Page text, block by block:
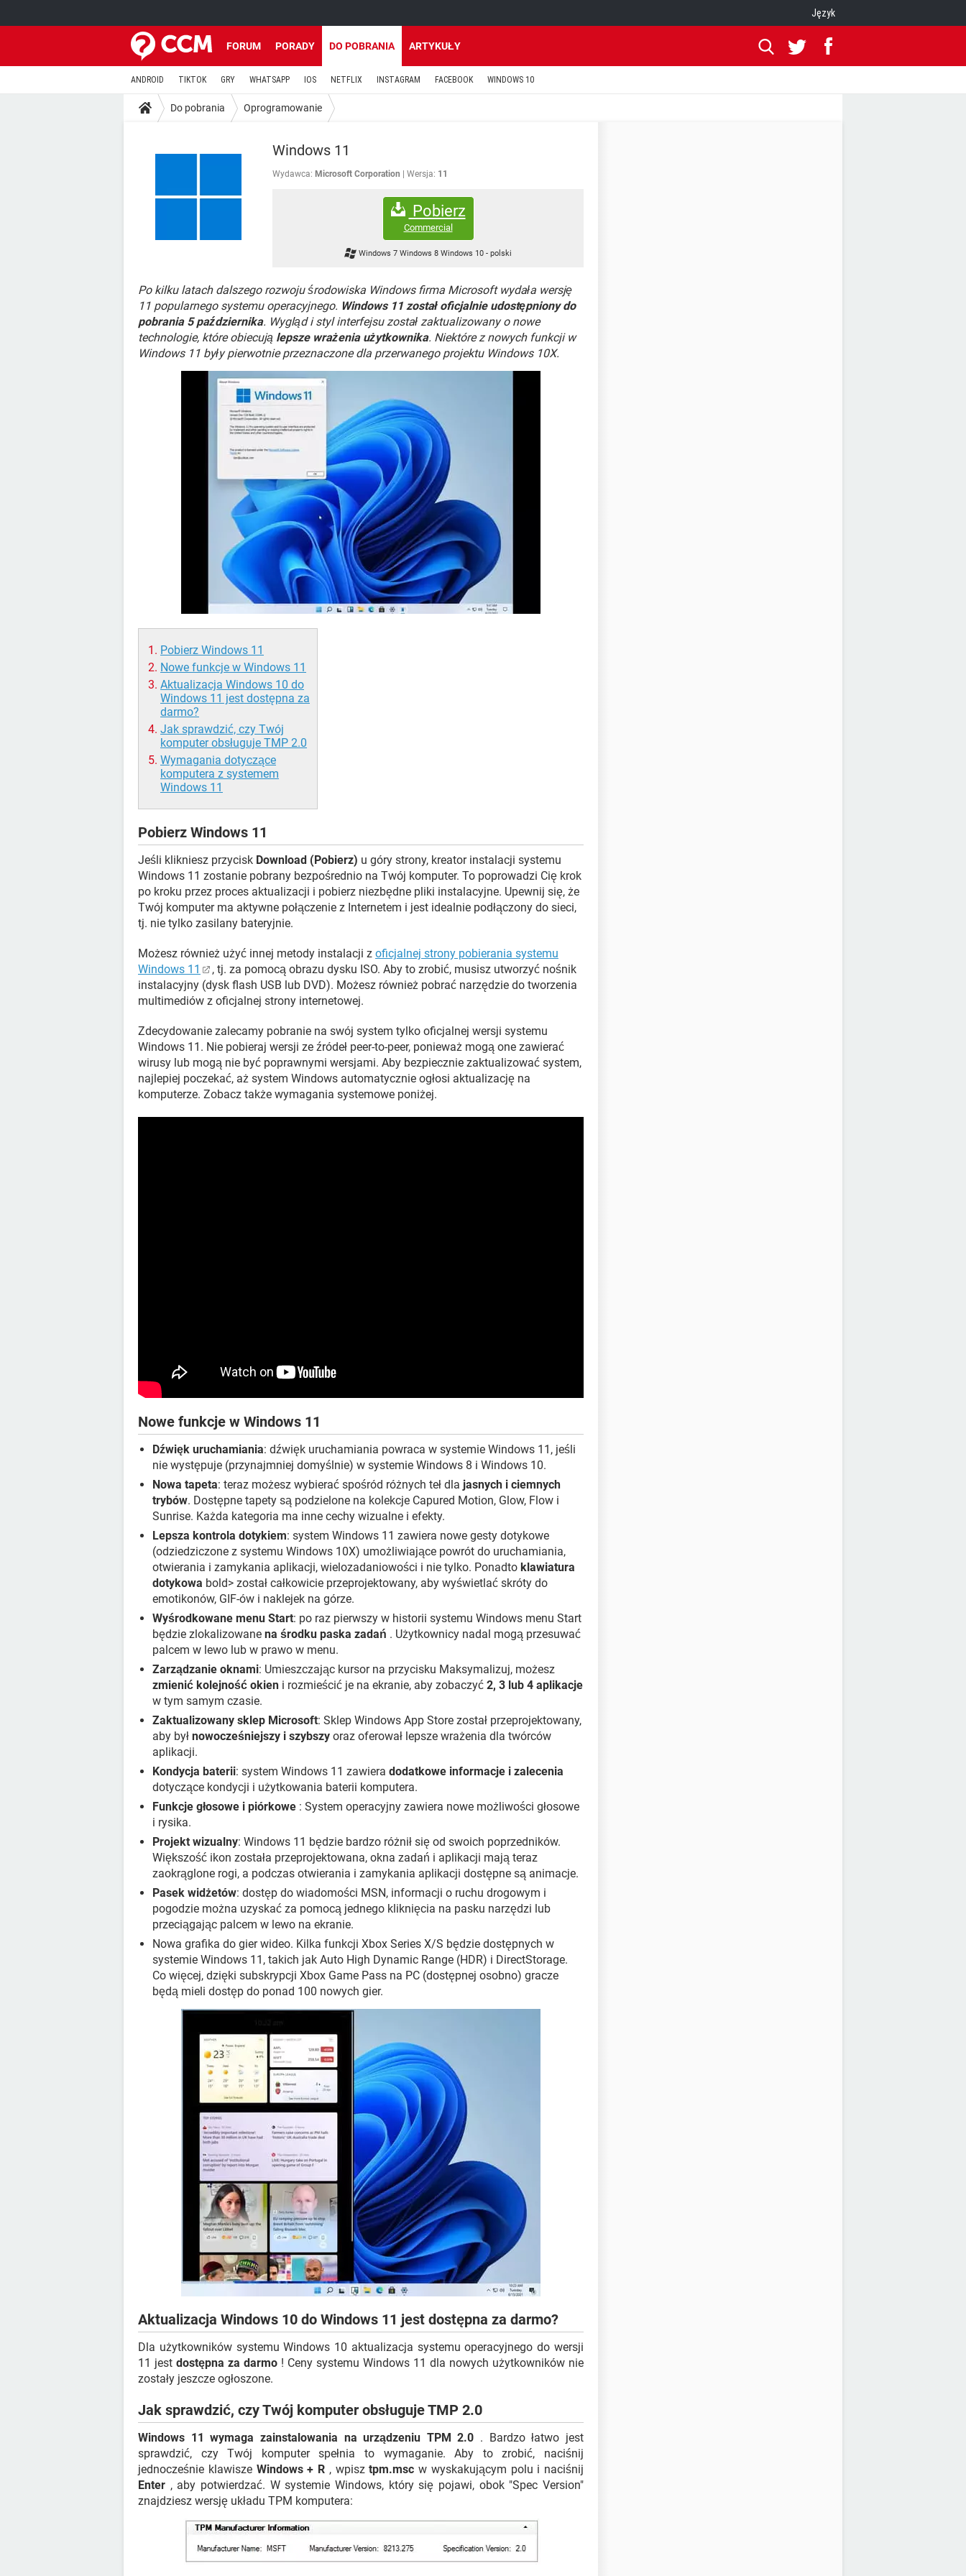
Język
FORUM PORADY DO POBRANIA ARTYKUŁY
ANDROID TIKTOK GRY WHATSAPP IOS NETFLIX INSTAGRAM FACEBOOK WINDOWS 10
Do pobrania Oprogramowanie
Windows 11
Wydawca: Microsoft Corporation Wersja: 11
Pobierz
Commercial
Windows 7 Windows 8 Windows 10-polski
Po kilku latach dalszego rozwoju środowiska Windows firma Microsoft wydała wersję
11 popularnego systemu operacyjnego. Windows 11 został oficjalnie udostępniony do
pobrania 5 października. Wygląd i styl interfejsu został zaktualizowany o nowe
technologie, które obiecują lepsze wrażenia użytkownika. Niektóre z nowych funkcji w
Windows 11 były pierwotnie przeznaczone dla przerwanego projektu Windows 10X.
Pobierz Windows 11
Nowe funkcje w Windows 11
Aktualizacja Windows 10 do
Windows 11 jest dostępna za
darmo?
Jak sprawdzić, czy Twój
komputer obsługuje TMP 2.0
Wymagania dotyczące
komputera z systemem
Windows 11
Pobierz Windows 11
Jeśli klikniesz przycisk Download (Pobierz) u góry strony, kreator instalacji systemu
Windows 11 zostanie pobrany bezpośrednio na Twój komputer. To poprowadzi Cię krok
po kroku przez proces aktualizacji i pobierz niezbędne pliki instalacyjne. Upewnij się, że
Twój komputer ma aktywne połączenie z Internetem i jest idealnie podłączony do sieci,
tj. nie tylko zasilany bateryjnie.
Możesz również użyć innej metody instalacji z oficjalnej strony pobierania systemu
Windows 11
, tj. za pomocą obrazu dysku ISO. Aby to zrobić, musisz utworzyć nośnik
instalacyjny (dysk flash USB lub DVD). Możesz również pobrać narzędzie do tworzenia
multimediów z oficjalnej strony internetowej.
Zdecydowanie zalecamy pobranie na swój system tylko oficjalnej wersji systemu
Windows 11. Nie pobieraj wersji ze źródeł peer-to-peer, ponieważ mogą one zawierać
wirusy lub mogą nie być poprawnymi wersjami. Aby bezpiecznie zaktualizować system,
najlepiej poczekać, aż system Windows automatycznie ogłosi aktualizację na
komputerze. Zobacz także wymagania systemowe poniżej.
Nowe funkcje w Windows 11
Dźwięk uruchamiania: dźwięk uruchamiania powraca w systemie Windows 11, jeśli
nie występuje (przynajmniej domyślnie) w systemie Windows 8 i Windows 10.
Nowa tapeta: teraz możesz wybierać spośród różnych teł dla jasnych i ciemnych
trybów. Dostępne tapety są podzielone na kolekcje Capured Motion, Glow, Flow i
Sunrise. Każda kategoria ma inne cechy wizualne i efekty.
Lepsza kontrola dotykiem: system Windows 11 zawiera nowe gesty dotykowe
(odziedziczone z systemu Windows 10X) umożliwiające powrót do uruchamiania,
otwierania i zamykania aplikacji, wielozadaniowości i nie tylko. Ponadto klawiatura
dotykowa bold> został całkowicie przeprojektowany, aby wyświetlać skróty do
emotikonów, GIF-ów i naklejek na górze.
Wyśrodkowane menu Start: po raz pierwszy w historii systemu Windows menu Start
będzie zlokalizowane na środku paska zadań . Użytkownicy nadal mogą przesuwać
palcem w lewo lub w prawo w menu.
Zarządzanie oknami: Umieszczając kursor na przycisku Maksymalizuj, możesz
zmienić kolejność okien i rozmieścić je na ekranie, aby zobaczyć 2, 3 lub 4 aplikacje
w tym samym czasie.
Zaktualizowany sklep Microsoft: Sklep Windows App Store został przeprojektowany,
aby był nowocześniejszy i szybszy oraz oferował lepsze wrażenia dla twórców
aplikacji.
Kondycja baterii: system Windows 11 zawiera dodatkowe informacje i zalecenia
dotyczące kondycji i użytkowania baterii komputera.
Funkcje głosowe i piórkowe : System operacyjny zawiera nowe możliwości głosowe
i rysika.
Projekt wizualny: Windows 11 będzie bardzo różnił się od swoich poprzedników.
Większość ikon została przeprojektowana, okna zadań i aplikacji mają teraz
zaokrąglone rogi, a podczas otwierania i zamykania aplikacji dostępne są animacje.
Pasek widżetów: dostęp do wiadomości MSN, informacji o ruchu drogowym i
pogodzie można uzyskać za pomocą jednego kliknięcia na pasku narzędzi lub
przeciągając palcem w lewo na ekranie.
Nowa grafika do gier wideo. Kilka funkcji Xbox Series X/S będzie dostępnych w
systemie Windows 11, takich jak Auto High Dynamic Range (HDR) i DirectStorage.
Co więcej, dzięki subskrypcji Xbox Game Pass na PC (dostępnej osobno) gracze
będą mieli dostęp do ponad 100 nowych gier.
Aktualizacja Windows 10 do Windows 11 jest dostępna za darmo?
Dla użytkowników systemu Windows 10 aktualizacja systemu operacyjnego do wersji
11 jest dostępna za darmo ! Ceny systemu Windows 11 dla nowych użytkowników nie
zostały jeszcze ogłoszone.
Jak sprawdzić, czy Twój komputer obsługuje TMP 2.0
Windows 11 wymaga zainstalowania na urządzeniu TPM 2.0 . Bardzo łatwo jest
sprawdzić, czy Twój komputer spełnia to wymaganie. Aby to zrobić, naciśnij
jednocześnie klawisze Windows + R , wpisztpm.msc w wyskakującym polu i naciśnij
Enter , aby potwierdzać. W systemie Windows, który się pojawi, obok "Spec Version"
znajdziesz wersję układu TPM komputera: